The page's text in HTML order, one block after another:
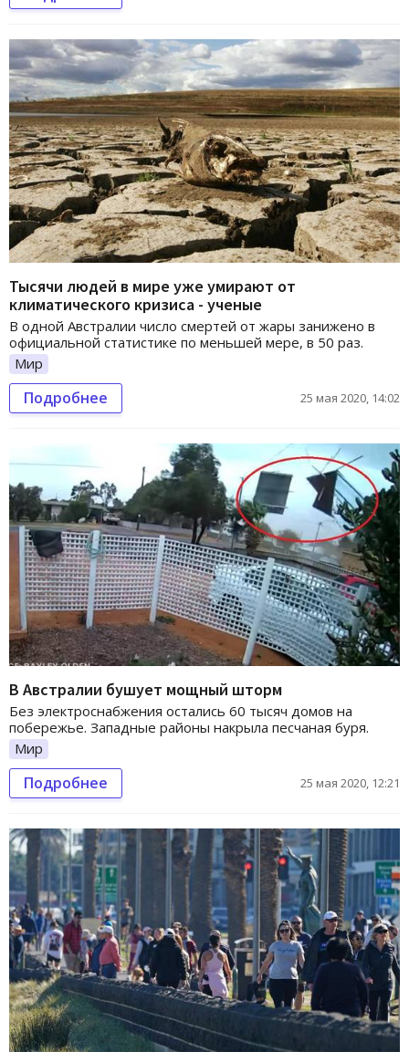
Тысячи людей в мире уже умирают от
климатического кризиса - ученые
В одной Австралии число смертей от жары занижено в
официальной статистике по меньшей мере, в 50 раз.
Мир
Подробнее 25 мая 2020, 14:02
В Австралии бушует мощный шторм
Без электроснабжения остались 60 тысяч домов на
побережье. Западные районы накрыла песчаная буря.
Мир
Подробнее 25 мая 2020, 12:21